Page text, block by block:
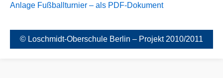
Anlage Fußballturnier – als PDF-Dokument
© Loschmidt-Oberschule Berlin – Projekt 2010/2011